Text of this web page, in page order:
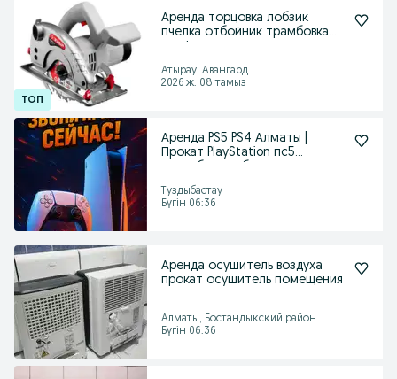
Аренда торцовка лобзик
пчелка отбойник трамбовка
Атырау, Авангард
2026 ж. 08 тамыз
Аренда PS5 PS4 Алматы |
Прокат PlayStation пс5
Туздыбастау
Бүгін 06:36
Аренда осушитель воздуха
прокат осушитель помещения
Алматы, Бостандыкский район
Бүгін 06:36